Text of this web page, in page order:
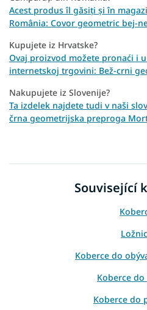
Acest produs îl găsiți și în
România: Covor geometric bej-
Kupujete iz Hrvatske?
Ovaj proizvod možete pronaći i
internetskoj trgovini: Bež-crni
Nakupujete iz Slovenije?
Ta izdelek najdete tudi v naši
črna geometrijska preproga
Související
Koberce do
Koberce
Koberce do